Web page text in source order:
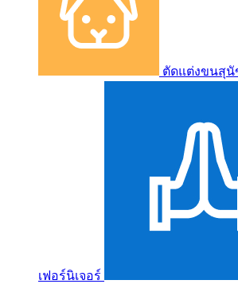
ตัดแต่งขนสุนั
เฟอร์นิเจอร์